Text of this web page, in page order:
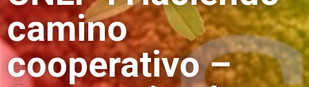
camino
cooperativo –